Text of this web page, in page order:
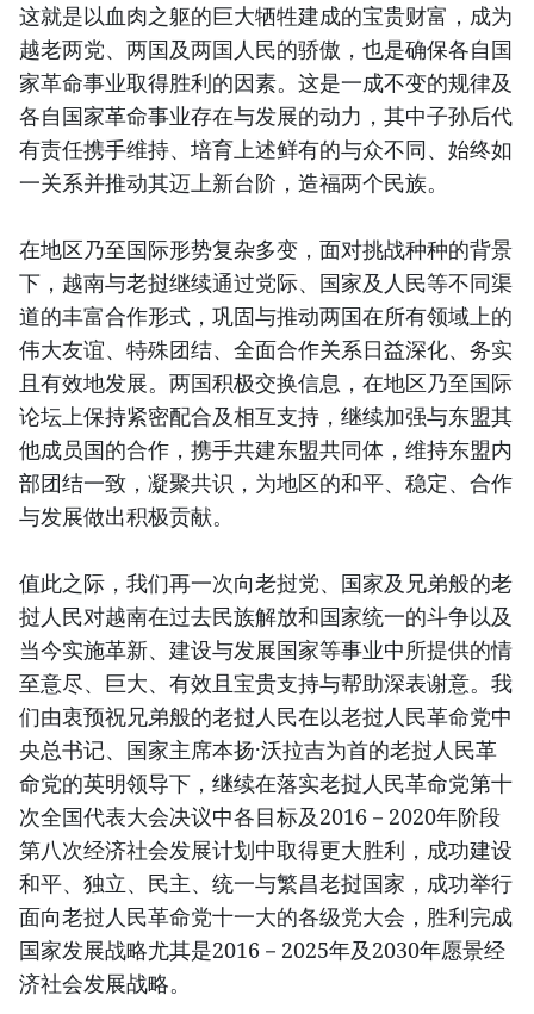
这就是以血肉之躯的巨大牺牲建成的宝贵财富，成为
越老两党、两国及两国人民的骄傲，也是确保各自国
家革命事业取得胜利的因素。这是一成不变的规律及
各自国家革命事业存在与发展的动力，其中子孙后代
有责任携手维持、培育上述鲜有的与众不同、始终如
一关系并推动其迈上新台阶，造福两个民族。
在地区乃至国际形势复杂多变，面对挑战种种的背景
下，越南与老挝继续通过党际、国家及人民等不同渠
道的丰富合作形式，巩固与推动两国在所有领域上的
伟大友谊、特殊团结、全面合作关系日益深化、务实
且有效地发展。两国积极交换信息，在地区乃至国际
论坛上保持紧密配合及相互支持，继续加强与东盟其
他成员国的合作，携手共建东盟共同体，维持东盟内
部团结一致，凝聚共识，为地区的和平、稳定、合作
与发展做出积极贡献。
值此之际，我们再一次向老挝党、国家及兄弟般的老
挝人民对越南在过去民族解放和国家统一的斗争以及
当今实施革新、建设与发展国家等事业中所提供的情
至意尽、巨大、有效且宝贵支持与帮助深表谢意。我
们由衷预祝兄弟般的老挝人民在以老挝人民革命党中
央总书记、国家主席本扬·沃拉吉为首的老挝人民革
命党的英明领导下，继续在落实老挝人民革命党第十
次全国代表大会决议中各目标及2016－2020年阶段
第八次经济社会发展计划中取得更大胜利，成功建设
和平、独立、民主、统一与繁昌老挝国家，成功举行
面向老挝人民革命党十一大的各级党大会，胜利完成
国家发展战略尤其是2016－2025年及2030年愿景经
济社会发展战略。